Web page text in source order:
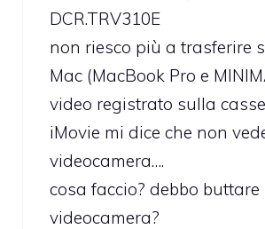
DCR.TRV310E
non riesco più a trasferire
Mac (MacBook Pro e
video registrato sulla
iMovie mi dice che non
videocamera….
cosa faccio? debbo buttare
videocamera?